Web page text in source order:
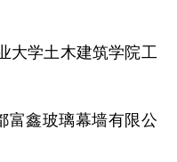
学土木建筑学院工
鑫玻璃幕墙有限公